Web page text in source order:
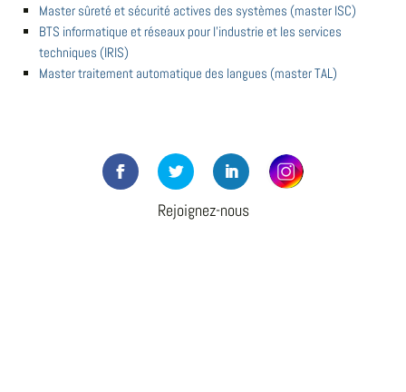
Master sûreté et sécurité actives des systèmes (master ISC)
BTS informatique et réseaux pour l'industrie et les services
techniques (IRIS)
Master traitement automatique des langues (master TAL)
Rejoignez-nous